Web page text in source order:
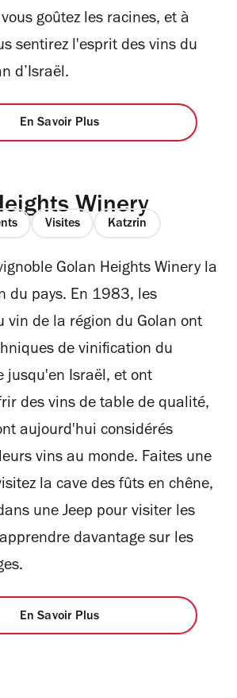
goûtez les racines, et à
sentirez l'esprit des vins du
d’Israël.
En Savoir Plus
Winery
Visites Katzrin
Golan Heights Winery la
du pays. En 1983, les
vin de la région du Golan ont
de vinification du
jusqu'en Israël, et ont
des vins de table de qualité,
aujourd'hui considérés
vins au monde. Faites une
la cave des fûts en chêne,
une Jeep pour visiter les
davantage sur les
En Savoir Plus